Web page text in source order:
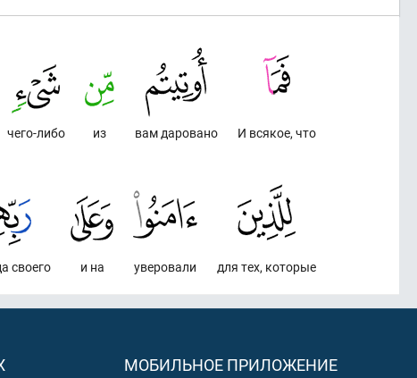
И всякое, что
вам даровано
из
чего-либо
для тех, которые
уверовали
и на
своего
МОБИЛЬНОЕ ПРИЛОЖЕНИЕ